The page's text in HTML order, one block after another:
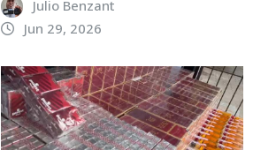
Julio Benzant
Jun 29, 2026